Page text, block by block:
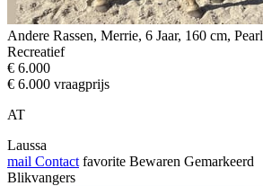
Andere Rassen, Merrie, 6 Jaar, 160 cm, Pearl
Recreatief
€ 6.000
€ 6.000 vraagprijs
AT
Laussa
mail Contact favorite Bewaren Gemarkeerd
Blikvangers